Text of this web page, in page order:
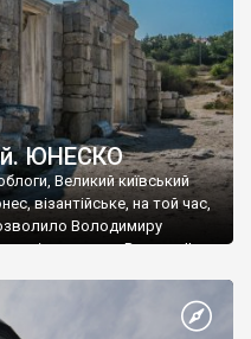
ЮНЕСКО
Великий київський
візантійське, на той час,
Володимиру
імператору Василю ІІ, та
Василем-християнином.
Херсонесу Таврійського